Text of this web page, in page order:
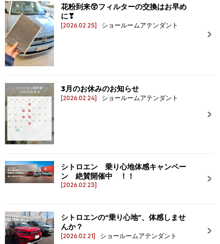
花粉到来😲フィルターの交換はお早め
に❣
[2026.02.25] ショールームアテンダント
3月のお休みのお知らせ
[2026.02.24] ショールームアテンダント
シトロエン 乗り心地体感キャンペー
ン 絶賛開催中 ！！
[2026.02.23]
シトロエンの“乗り心地”、体感しませ
んか？
[2026.02.21] ショールームアテンダント